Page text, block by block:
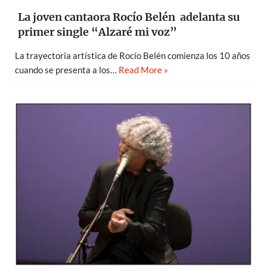
La joven cantaora Rocío Belén adelanta su
primer single “Alzaré mi voz”
La trayectoria artística de Rocío Belén comienza los 10 años
cuando se presenta a los… Read More »